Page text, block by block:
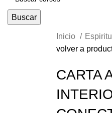
Buscar
Inicio
volver a
CARTA